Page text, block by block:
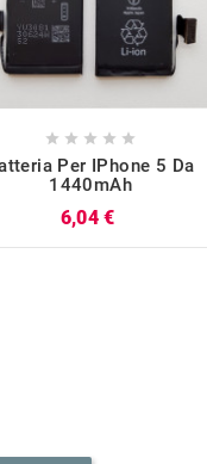
    
Per IPhone 5 Da
1440mAh
6,04 €